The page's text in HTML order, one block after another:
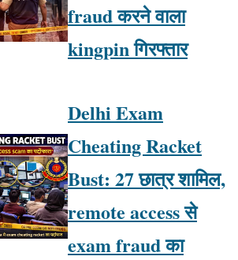
fraud करने वाला
kingpin गिरफ्तार
Delhi Exam
Cheating Racket
Bust: 27 छात्र शामिल,
remote access से
exam fraud का